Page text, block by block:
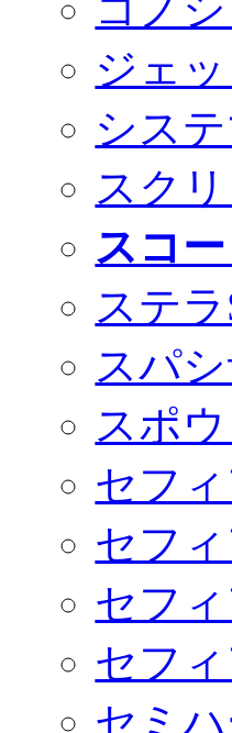
コノ
ジェ
シス
スク
スコ
ステ
スパ
スポ
セフ
セフ
セフ
セフ
セミ